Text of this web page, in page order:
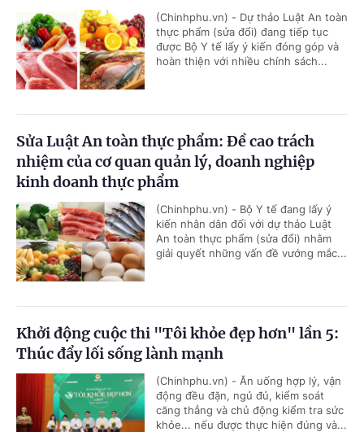
(Chinhphu.vn) - Dự thảo Luật An toàn
thực phẩm (sửa đổi) đang tiếp tục
được Bộ Y tế lấy ý kiến đóng góp và
hoàn thiện với nhiều chính sách...
Sửa Luật An toàn thực phẩm: Đề cao trách
nhiệm của cơ quan quản lý, doanh nghiệp
kinh doanh thực phẩm
(Chinhphu.vn) - Bộ Y tế đang lấy ý
kiến nhân dân đối với dự thảo Luật
An toàn thực phẩm (sửa đổi) nhằm
giải quyết những vấn đề vướng mắc...
Khởi động cuộc thi "Tôi khỏe đẹp hơn" lần 5:
Thúc đẩy lối sống lành mạnh
(Chinhphu.vn) - Ăn uống hợp lý, vận
động đều đặn, ngủ đủ, kiểm soát
căng thẳng và chủ động kiểm tra sức
khỏe... nếu được thực hiện đúng và...